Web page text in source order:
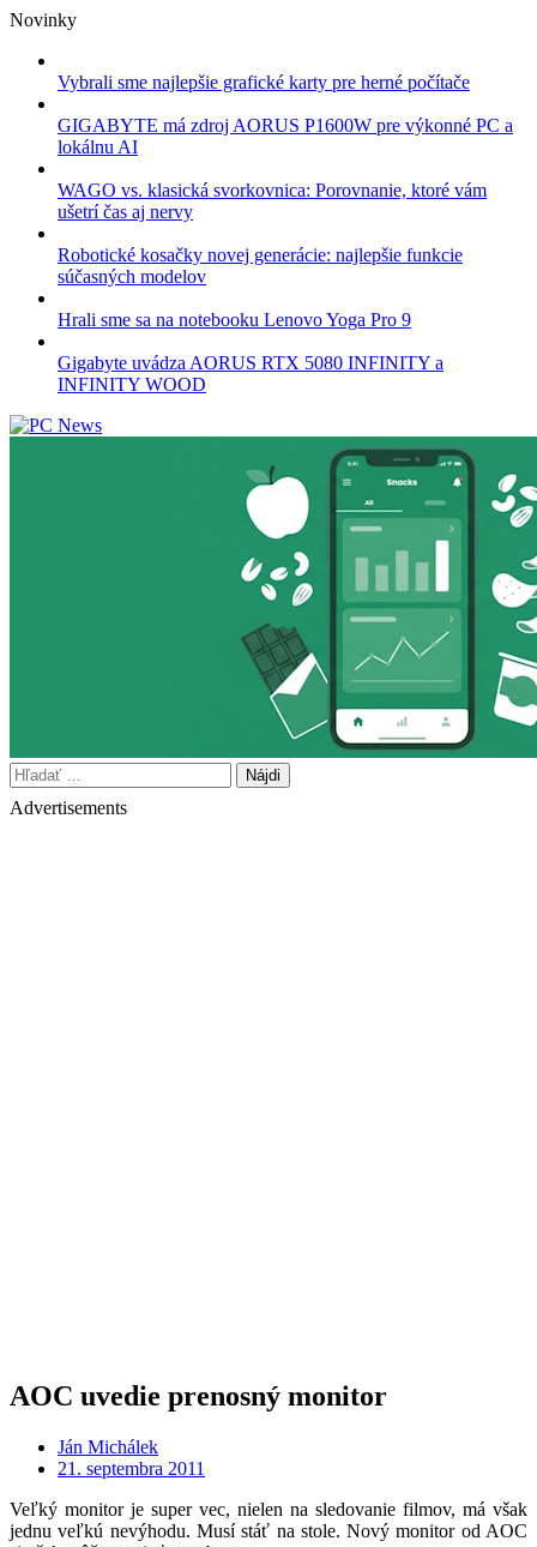
Skip
content
Novinky
Vybrali sme najlepšie grafické karty pre herné počítače
GIGABYTE má zdroj AORUS P1600W pre výkonné PC a
lokálnu AI
WAGO vs. klasická svorkovnica: Porovnanie, ktoré vám
ušetrí čas aj nervy
Robotické kosačky novej generácie: najlepšie funkcie
súčasných modelov
Hrali sme sa na notebooku Lenovo Yoga Pro 9
Gigabyte uvádza AORUS RTX 5080 INFINITY a
INFINITY WOOD
Hľadať:
Advertisements
AOC uvedie prenosný monitor
Ján Michálek
21. septembra 2011
Veľký monitor je super vec, nielen na sledovanie filmov, má však
jednu veľkú nevýhodu. Musí stáť na stole. Nový monitor od AOC